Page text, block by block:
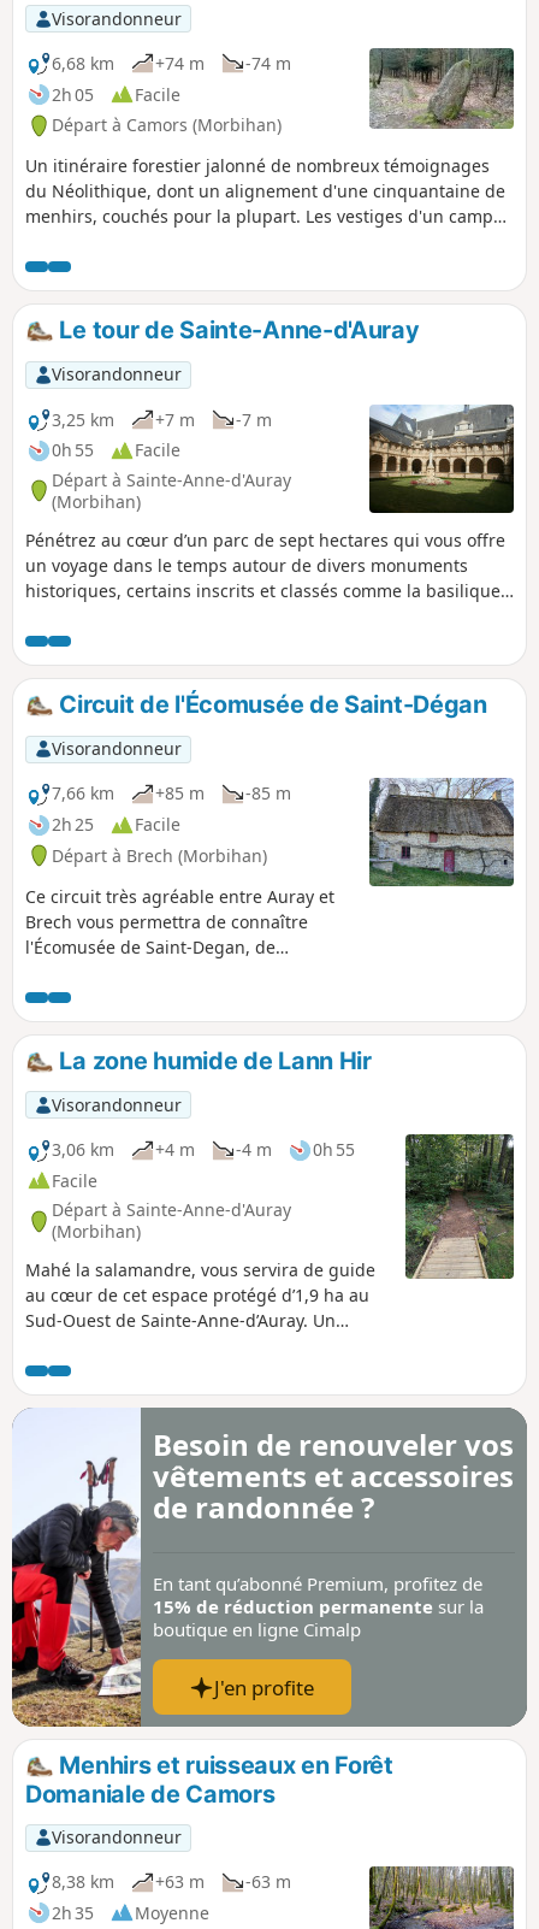
Visorandonneur
6,68 km
+74 m
-74 m
2h 05
Facile
Départ à Camors (Morbihan)
Un itinéraire forestier jalonné de nombreux témoignages
du Néolithique, dont un alignement d'une cinquantaine de
menhirs, couchés pour la plupart. Les vestiges d'un camp
Ruisseau de Trideur complètent le tableau.
Le tour de Sainte-Anne-d'Auray
Visorandonneur
3,25 km
+7 m
-7 m
0h 55
Facile
Départ à Sainte-Anne-d'Auray
(Morbihan)
Pénétrez au cœur d’un parc de sept hectares qui vous offre
un voyage dans le temps autour de divers monuments
historiques, certains inscrits et classés comme la basilique
circuit se fera une joie de vous faire découvrir. Idéal pour
les balades en familles lors d'un dimanche après-midi.
Circuit de l'Écomusée de Saint-Dégan
Visorandonneur
7,66 km
+85 m
-85 m
2h 25
Facile
Départ à Brech (Morbihan)
Ce circuit très agréable entre Auray et
Brech vous permettra de connaître
l'Écomusée de Saint-Degan, de
Saint-Guérin, son retable classique du
XVIIe siècle et sa fontaine miraculeuse,
le pont de Kerfroud, vestige de l'époque
gallo-romaine. Via un ancien sentier des
chouans, rejoindre la vallée de Tréauray
et la rivière du Loc'h puis après avoir
dépassé le verger conservatoire de
Saint-Degan, retrouver l'écomusée
La zone humide de Lann Hir
Visorandonneur
3,06 km
+4 m -4 m
0h 55
Facile
Départ à Sainte-Anne-d'Auray
(Morbihan)
Mahé la salamandre, vous servira de guide
au cœur de cet espace protégé d’1,9 ha au
Sud-Ouest de Sainte-Anne-d’Auray. Un
saintannoise, parmi les landes, la saulaie,
une mosaïque de chênaies-saulaie, de
amphibiens, reptiles et oiseaux que vous
pourrez observer au détour d'un circuit
réalisé de copaux de bois et de passerelles.
Un petit coin de paradis, idéal pour une
balade familiale.
Besoin de renouveler vos
vêtements et accessoires
de randonnée ?
En tant qu’abonné Premium, profitez de
15% de réduction permanente sur la
boutique en ligne Cimalp
J'en profite
Menhirs et ruisseaux en Forêt
Domaniale de Camors
Visorandonneur
8,38 km
+63 m
-63 m
2h 35
Moyenne